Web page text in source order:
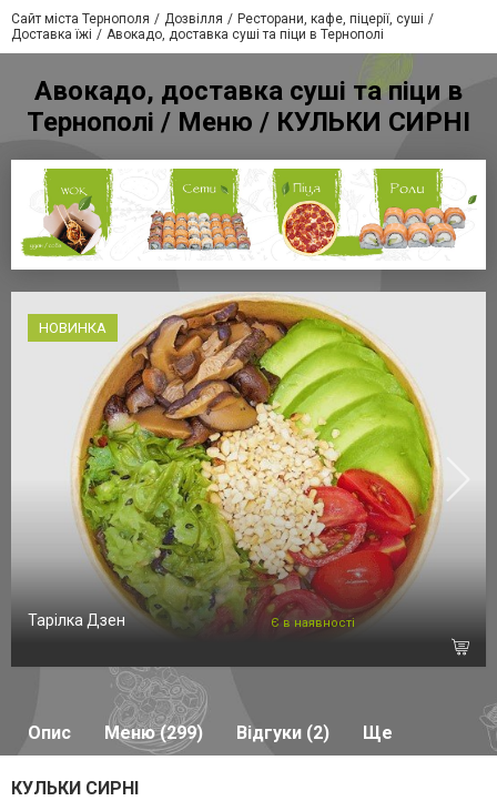
Сайт міста Тернополя Дозвілля
Ресторани, кафе, піцерії, суші
Доставка їжі
Авокадо, доставка суші та піци в Тернополі
Авокадо, доставка суші та піци в
Тернополі / Меню / КУЛЬКИ СИРНІ
НОВИНКА
Тарілка Дзен Є в наявності
Опис Меню (299) Відгуки (2) Ще
КУЛЬКИ СИРНІ